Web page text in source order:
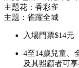
主題花：香彩雀
主題：雀躍全城
入場門票$14元
4至14歲兒童、
及其照顧者可